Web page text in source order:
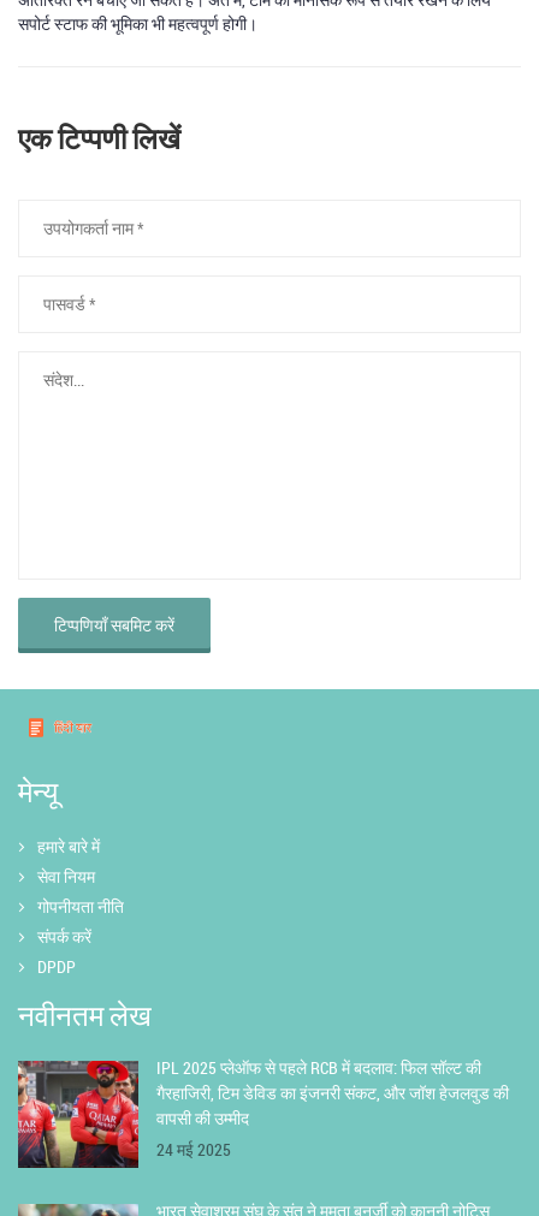
सपोर्ट स्टाफ की भूमिका भी महत्वपूर्ण होगी।
एक टिप्पणी लिखें
टिप्पणियाँ सबमिट करें
मेन्यू
हमारे बारे में
सेवा नियम
गोपनीयता नीति
संपर्क करें
DPDP
नवीनतम लेख
IPL 2025 प्लेऑफ से पहले RCB में बदलाव: फिल सॉल्ट की
गैरहाजिरी, टिम डेविड का इंजनरी संकट, और जॉश हेजलवुड की
वापसी की उम्मीद
24 मई 2025
भारत सेवाश्रम संघ के संत ने ममता बनर्जी को कानूनी नोटिस